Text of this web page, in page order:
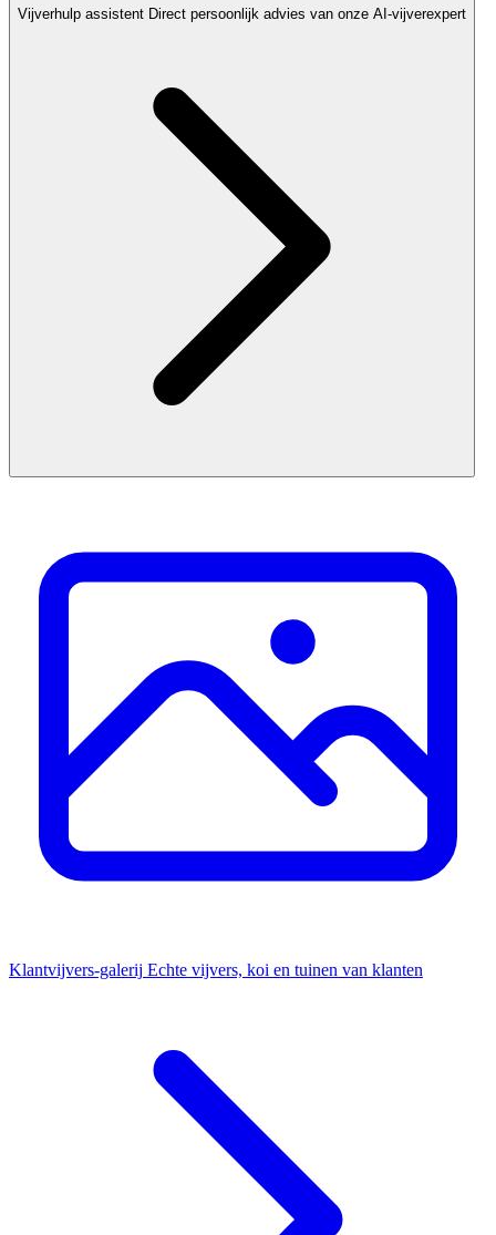
Vijverhulp assistent Direct persoonlijk advies van onze AI-vijverexpert
Klantvijvers-galerij Echte vijvers, koi en tuinen van klanten